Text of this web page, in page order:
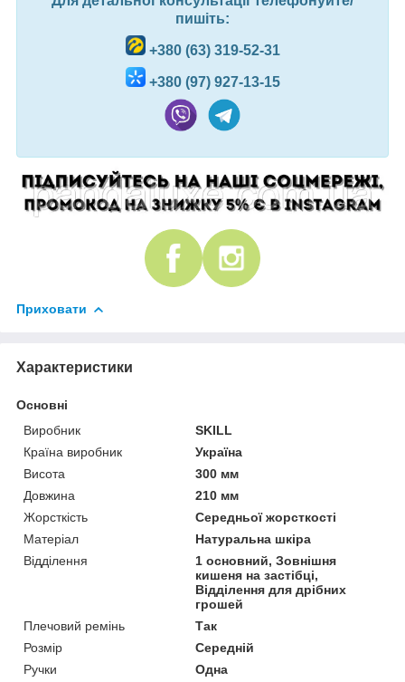
пишіть:
+380 (63) 319-52-31
+380 (97) 927-13-15
Приховати
Характеристики
Основні
Виробник
SKILL
Країна виробник
Україна
Висота
300 мм
Довжина
210 мм
Жорсткість
Середньої жорсткості
Матеріал
Натуральна шкіра
Відділення
1 основний, Зовнішня
кишеня на застібці,
Відділення для дрібних
грошей
Плечовий ремінь
Так
Розмір
Середній
Ручки
Одна